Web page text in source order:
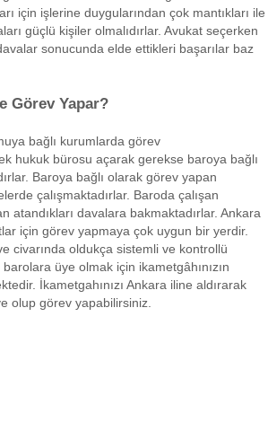
için işlerine duygularından çok mantıkları ile
güçlü kişiler olmalıdırlar. Avukat seçerken
sonucunda elde ettikleri başarılar baz
Görev Yapar?
bağlı kurumlarda görev
hukuk bürosu açarak gerekse baroya bağlı
Baroya bağlı olarak görev yapan
çalışmaktadırlar. Baroda çalışan
atandıkları davalara bakmaktadırlar. Ankara
için görev yapmaya çok uygun bir yerdir.
civarında oldukça sistemli ve kontrollü
üye olmak için ikametgâhınızın
İkametgahınızı Ankara iline aldırarak
olup görev yapabilirsiniz.